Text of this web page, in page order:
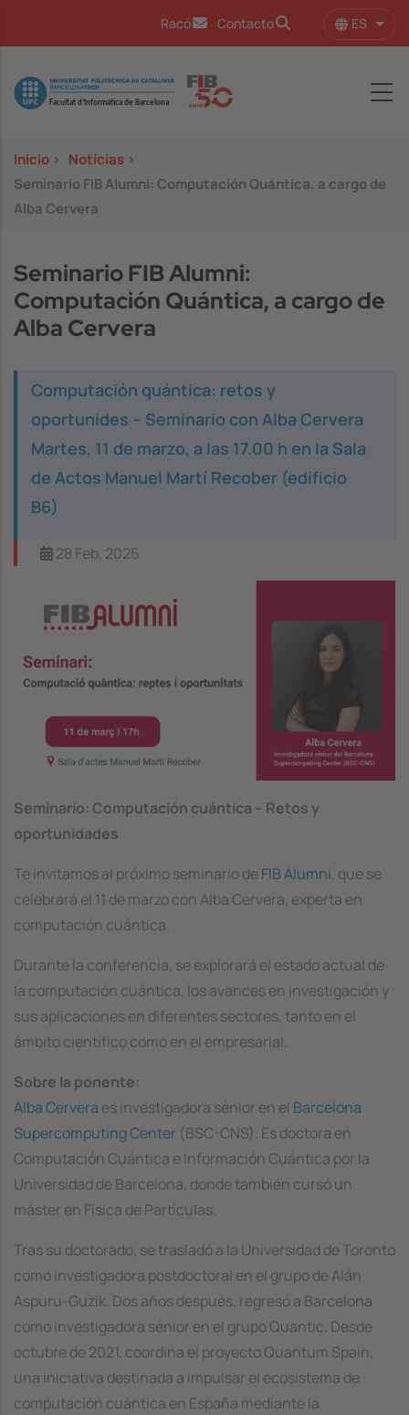
Racó Contacto ES
Image
Inicio > Notícias >
Seminario FIB Alumni: Computación Quántica, a cargo de
Alba Cervera
Seminario FIB Alumni:
Computación Quántica, a cargo de
Alba Cervera
Computación quántica: retos y
oportunides – Seminario con Alba Cervera
Martes, 11 de marzo, a las 17.00 h en la Sala
de Actos Manuel Martí Recober (edificio
B6)
28 Feb, 2025
Seminario: Computación cuántica – Retos y
oportunidades
Te invitamos al próximo seminario deFIB Alumni, que se
celebrará el 11 de marzo con Alba Cervera, experta en
computación cuántica.
Durante la conferencia, se explorará el estado actual de
la computación cuántica, los avances en investigación y
sus aplicaciones en diferentes sectores, tanto en el
ámbito científico como en el empresarial.
Sobre la ponente:
Alba Cervera es investigadora sénior en el Barcelona
Supercomputing Center (BSC-CNS). Es doctora en
Computación Cuántica e Información Cuántica por la
Universidad de Barcelona, donde también cursó un
máster en Física de Partículas.
Tras su doctorado, se trasladó a la Universidad de Toronto
como investigadora postdoctoral en el grupo de Alán
Aspuru-Guzik. Dos años después, regresó a Barcelona
como investigadora sénior en el grupo Quantic. Desde
octubre de 2021, coordina el proyecto Quantum Spain,
una iniciativa destinada a impulsar el ecosistema de
computación cuántica en España mediante la